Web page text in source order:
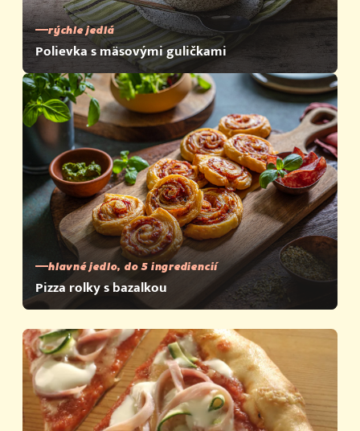
rýchle jedlá
Polievka s mäsovými guličkami
hlavné jedlo, do 5 ingrediencií
Pizza rolky s bazalkou